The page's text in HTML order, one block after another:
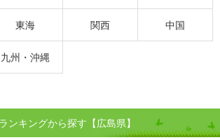
東海 関西 中国
九州・沖縄
ンキングから探す【広島県】